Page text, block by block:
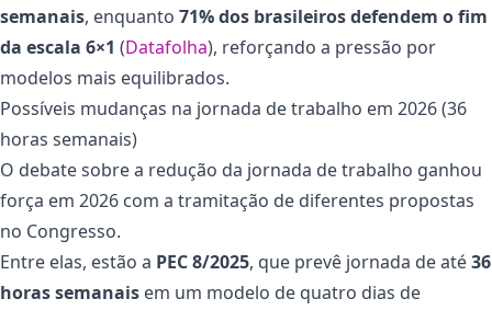
semanais, enquanto 71% dos brasileiros defendem o fim
da escala 6×1 (Datafolha), reforçando a pressão por
modelos mais equilibrados.
Possíveis mudanças na jornada de trabalho em 2026 (36
horas semanais)
O debate sobre a redução da jornada de trabalho ganhou
força em 2026 com a tramitação de diferentes propostas
no Congresso.
Entre elas, estão a PEC 8/2025, que prevê jornada de até36
horas semanais em um modelo de quatro dias de